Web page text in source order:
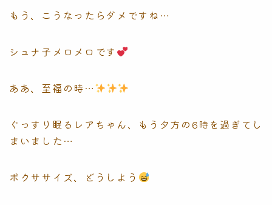
もう、こうなったらダメですね…
シュナ子メロメロです
ああ、至福の時…
ぐっすり眠るレアちゃん、もう夕方の6時を過ぎてし
まいました…
ボクササイズ、どうしよう